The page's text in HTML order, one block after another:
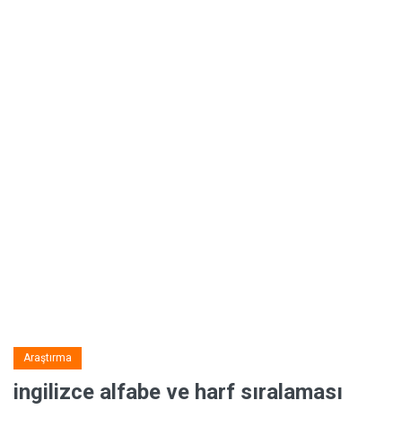
Araştırma
ingilizce alfabe ve harf sıralaması